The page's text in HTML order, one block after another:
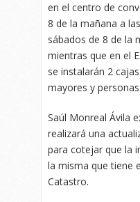
en el centro de
8 de la mañana a
sábados de 8 de la
mientras que en el
se instalarán 2
mayores y
Saúl Monreal Ávila
realizará una
para cotejar que la
la misma que tiene
Catastro.